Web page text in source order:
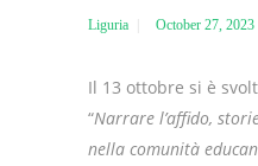
Liguria October 27, 2023
Il 13 ottobre si è
“Narrare l’affido,
nella comunità